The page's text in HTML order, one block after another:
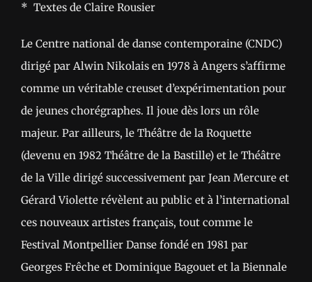
* Textes de Claire Rousier
Le Centre national de danse contemporaine (CNDC)
dirigé par Alwin Nikolais en 1978 à Angers s’affirme
comme un véritable creuset d’expérimentation pour
de jeunes chorégraphes. Il joue dès lors un rôle
majeur. Par ailleurs, le Théâtre de la Roquette
(devenu en 1982 Théâtre de la Bastille) et le Théâtre
de la Ville dirigé successivement par Jean Mercure et
Gérard Violette révèlent au public et à l’international
ces nouveaux artistes français, tout comme le
Festival Montpellier Danse fondé en 1981 par
Georges Frêche et Dominique Bagouet et la Biennale